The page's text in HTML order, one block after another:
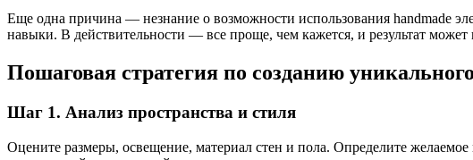
Еще одна причина — незнание о возможности использования handmade
навыки. В действительности — все проще, чем кажется, и результат
Пошаговая стратегия по созданию
Шаг 1. Анализ пространства и стиля
Оцените размеры, освещение, материал стен и пола. Определите